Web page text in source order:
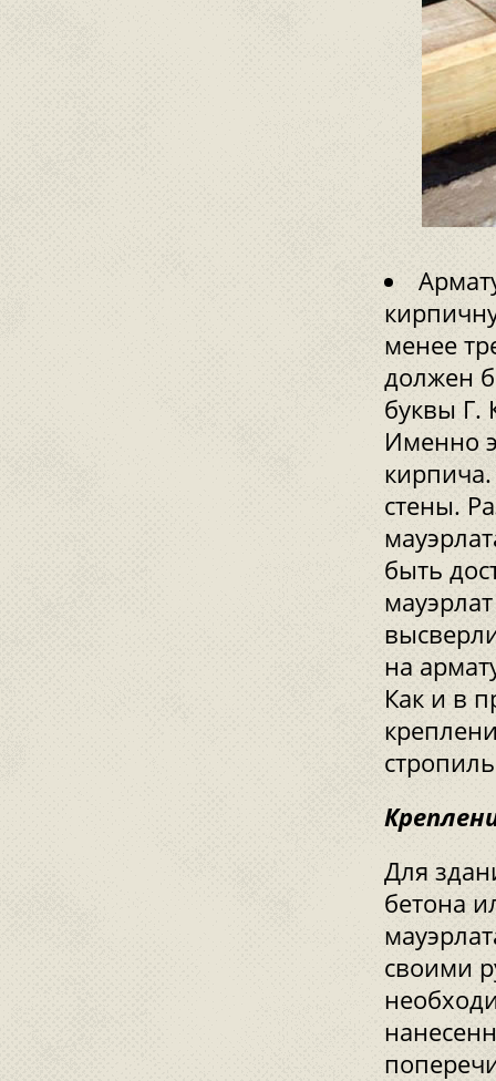
менее
должен
буквы Г.
Именно
стены.
быть
на
Как и в
Для
бетона
своими